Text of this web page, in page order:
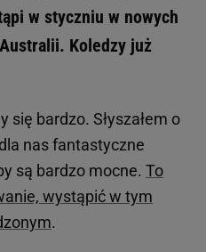
w styczniu w nowych
Koledzy już
się bardzo. Słyszałem o
nas fantastyczne
są bardzo mocne. To
wystąpić w tym
.